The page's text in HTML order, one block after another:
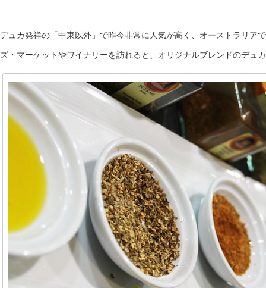
デュカ発祥の「中東以外」で昨今非常に人気が高く、オーストラリア
ズ・マーケットやワイナリーを訪れると、オリジナルブレンドのデュ